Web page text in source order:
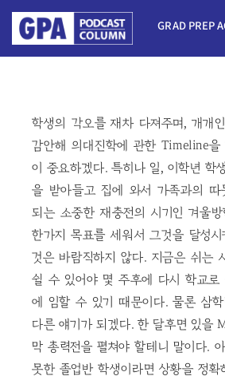
GRAD PREP
학생의 각오를 재차 다져주며, 개개
감안해 의대진학에 관한 Timeline을
이 중요하겠다. 특히나 일, 이학년 학
을 받아들고 집에 와서 가족과의 따
되는 소중한 재충전의 시기인 겨울방
한가지 목표를 세워서 그것을 달성
것은 바람직하지 않다. 지금은 쉬는
쉴 수 있어야 몇 주후에 다시 학교로
에 임할 수 있기 때문이다. 물론 삼
다른 얘기가 되겠다. 한 달후면 있을
막 총력전을 펼쳐야 할테니 말이다.
못한 졸업반 학생이라면 상황을 정확